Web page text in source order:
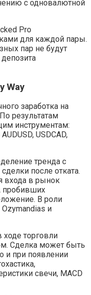
с одновалютной
Pro
для каждой пары.
пар не будут
Way
заработка на
результатам
инструментам:
AUDUSD, USDCAD,
тренда с
после отката.
входа в рынок
пробивших
В роли
и
ходе торговли
Сделка может быть
и при появлении
свечи, MACD